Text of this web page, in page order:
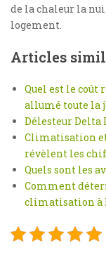
de la chaleur la
logement.
Articles
Quel est le
allumé toute la
Délesteur
Climatisation et
révèlent les
Quels sont les
Comment
climatisation à